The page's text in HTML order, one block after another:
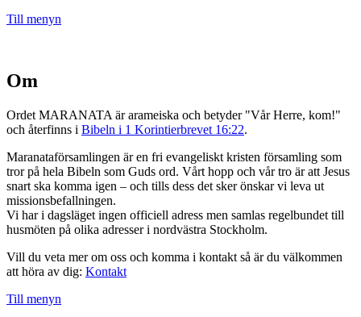
Till menyn
Om
Ordet MARANATA är arameiska och betyder "Vår Herre, kom!"
och återfinns i Bibeln i 1 Korintierbrevet 16:22.
Maranataförsamlingen är en fri evangeliskt kristen församling som
tror på hela Bibeln som Guds ord. Vårt hopp och vår tro är att Jesus
snart ska komma igen – och tills dess det sker önskar vi leva ut
missionsbefallningen.
Vi har i dagsläget ingen officiell adress men samlas regelbundet till
husmöten på olika adresser i nordvästra Stockholm.
Vill du veta mer om oss och komma i kontakt så är du välkommen
att höra av dig: Kontakt
Till menyn